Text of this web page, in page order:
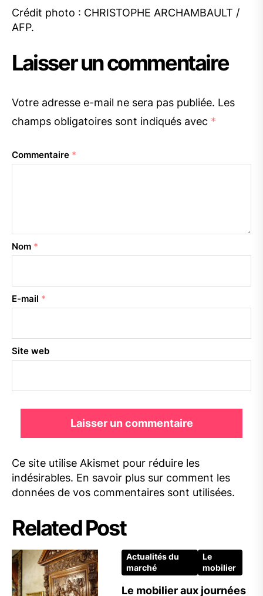
Crédit photo : CHRISTOPHE ARCHAMBAULT /
AFP.
Laisser un commentaire
Votre adresse e-mail ne sera pas publiée. Les
champs obligatoires sont indiqués avec *
Commentaire *
Nom *
E-mail *
Site web
Ce site utilise Akismet pour réduire les
indésirables. En savoir plus sur comment les
données de vos commentaires sont utilisées.
Related Post
Actualités du
marché
Le
mobilier
Le mobilier aux journées